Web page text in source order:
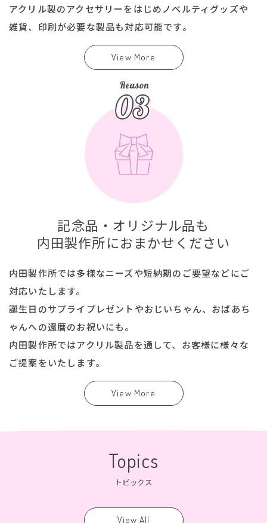
アクリル製のアクセサリーをはじめノベルティグッズや
雑貨、印刷が必要な製品も対応可能です。
View More
記念品・オリジナル品も
内田製作所におまかせください
内田製作所では多様なニーズや短納期のご要望などにご
対応いたします。
誕生日のサプライプレゼントやおじいちゃん、おばあち
ゃんへの還暦のお祝いにも。
内田製作所ではアクリル製品を通して、お客様に様々な
ご提案をいたします。
View More
Topics
トピックス
View All